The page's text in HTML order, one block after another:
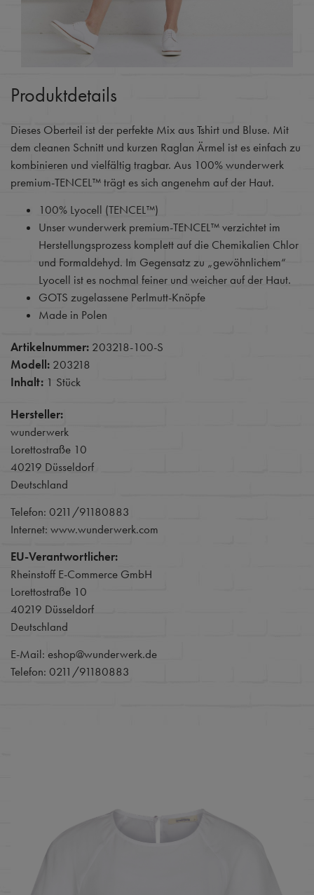
Produktdetails
Dieses Oberteil ist der perfekte Mix aus Tshirt und Bluse. Mit
dem cleanen Schnitt und kurzen Raglan Ärmel ist es einfach zu
kombinieren und vielfältig tragbar. Aus 100% wunderwerk
premium-TENCEL™ trägt es sich angenehm auf der Haut.
100% Lyocell (TENCEL™)
Unser wunderwerk premium-TENCEL™ verzichtet im
Herstellungsprozess komplett auf die Chemikalien Chlor
und Formaldehyd. Im Gegensatz zu „gewöhnlichem“
Lyocell ist es nochmal feiner und weicher auf der Haut.
GOTS zugelassene Perlmutt-Knöpfe
Made in Polen
Artikelnummer: 203218-100-S
Modell: 203218
Inhalt: 1 Stück
Hersteller:
wunderwerk
Lorettostraße 10
40219 Düsseldorf
Deutschland
Telefon: 0211/91180883
Internet: www.wunderwerk.com
EU-Verantwortlicher:
Rheinstoff E-Commerce GmbH
Lorettostraße 10
40219 Düsseldorf
Deutschland
E-Mail: eshop@wunderwerk.de
Telefon: 0211/91180883